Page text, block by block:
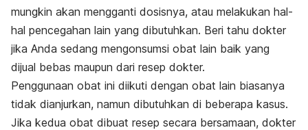
mungkin akan mengganti dosisnya, atau melakukan hal-
hal pencegahan lain yang dibutuhkan. Beri tahu dokter
jika Anda sedang mengonsumsi obat lain baik yang
dijual bebas maupun dari resep dokter.
Penggunaan obat ini diikuti dengan obat lain biasanya
tidak dianjurkan, namun dibutuhkan di beberapa kasus.
Jika kedua obat dibuat resep secara bersamaan, dokter